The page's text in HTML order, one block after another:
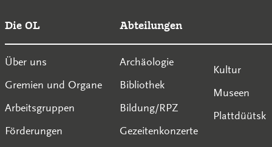
Die OL
Über uns
Gremien und Organe
Arbeitsgruppen
Förderungen
Abteilungen
Archäologie
Bibliothek
Bildung/RPZ
Gezeitenkonzerte
Kultur
Museen
Plattdüütsk